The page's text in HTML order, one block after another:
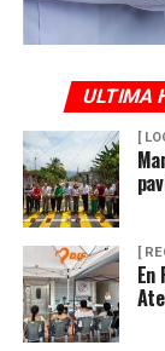
ULTIMA
[
[
En